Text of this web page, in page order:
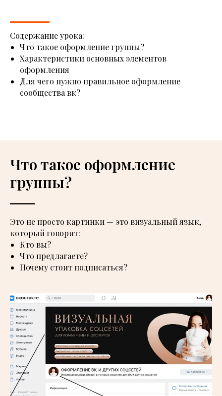
Содержание урока:
Что такое оформление группы?
Характеристики основных элементов
оформления
Для чего нужно правильное оформление
сообщества вк?
Что такое оформление
группы?
Это не просто картинки — это визуальный язык,
который говорит:
Кто вы?
Что предлагаете?
Почему стоит подписаться?